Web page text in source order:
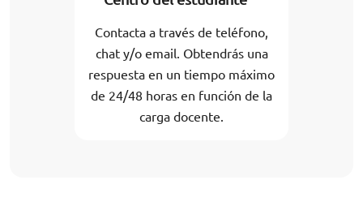
Contacta a través de teléfono,
chat y/o email. Obtendrás una
respuesta en un tiempo máximo
de 24/48 horas en función de la
carga docente.